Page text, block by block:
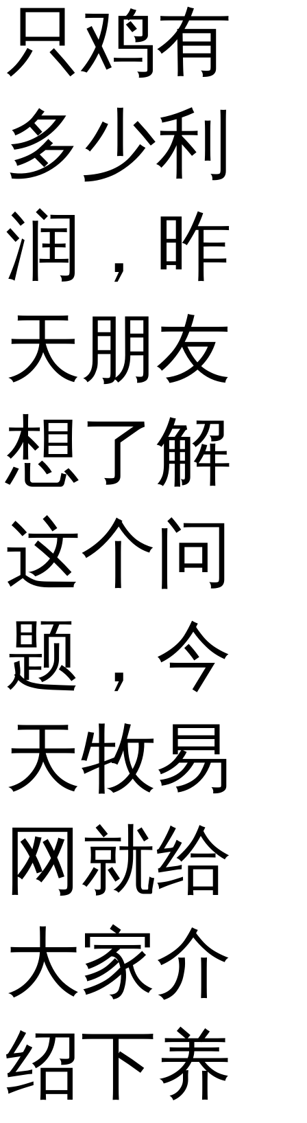
只鸡有
多少利
润，昨
天朋友
想了解
这个问
题，今
天牧易
网就给
大家介
绍下养